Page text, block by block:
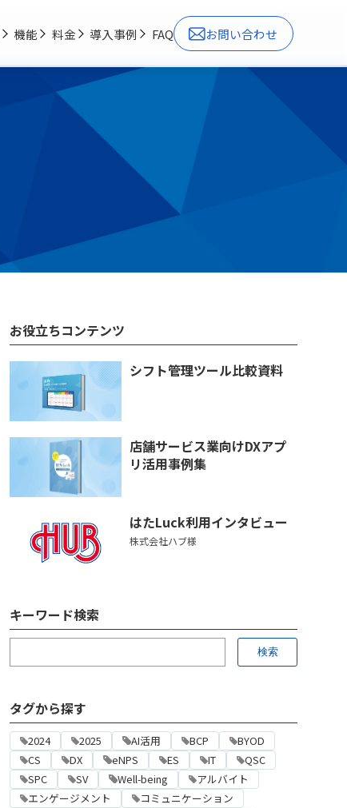
機能 料金 導入事例 FAQ お問い合わせ
お役立ちコンテンツ
シフト管理ツール比較資料
店舗サービス業向けDXアプ
リ活用事例集
はたLuck利用インタビュー
株式会社ハブ様
キーワード検索
タグから探す
2024 2025 AI活用 BCP
BYOD
CS
DX eNPS ES IT
QSC
SPC
SV Well-being
アルバイト
エンゲージメント
コミュニケーション